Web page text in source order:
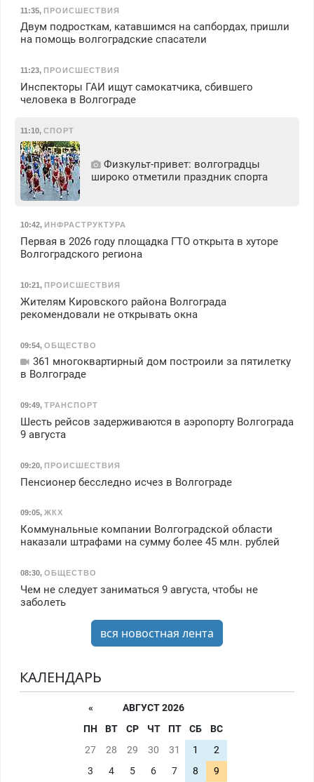
11:35, ПРОИСШЕСТВИЯ
Двум подросткам, катавшимся на сапбордах, пришли
на помощь волгоградские спасатели
11:23, ПРОИСШЕСТВИЯ
Инспекторы ГАИ ищут самокатчика, сбившего
человека в Волгограде
11:10, СПОРТ
Физкульт‑привет: волгоградцы
широко отметили праздник спорта
10:42, ИНФРАСТРУКТУРА
Первая в 2026 году площадка ГТО открыта в хуторе
Волгоградского региона
10:21, ПРОИСШЕСТВИЯ
Жителям Кировского района Волгограда
рекомендовали не открывать окна
09:54, ОБЩЕСТВО
361 многоквартирный дом построили за пятилетку
в Волгограде
09:49, ТРАНСПОРТ
Шесть рейсов задерживаются в аэропорту Волгограда
9 августа
09:20, ПРОИСШЕСТВИЯ
Пенсионер бесследно исчез в Волгограде
09:05, ЖКХ
Коммунальные компании Волгоградской области
наказали штрафами на сумму более 45 млн. рублей
08:30, ОБЩЕСТВО
Чем не следует заниматься 9 августа, чтобы не
заболеть
вся новостная лента
КАЛЕНДАРЬ
«
АВГУСТ 2026
ПН
ВТ СР ЧТ ПТ СБ
ВС
27
28 29 30 31 1
2
3
4 5 6 7 8
9